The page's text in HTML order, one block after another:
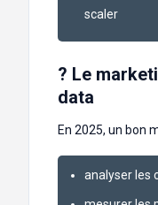
scaler
? Le
data
En 2025, un bon
analyser les